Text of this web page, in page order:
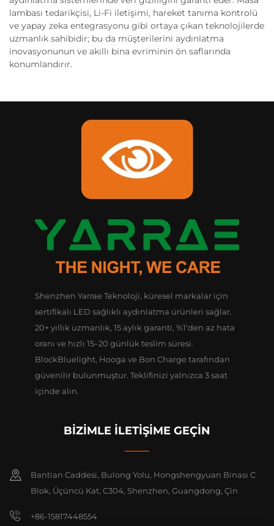
lambası tedarikçisi, Li-Fi iletişimi, hareket tanıma kontrolü
ve yapay zeka entegrasyonu gibi ortaya çıkan teknolojilerde
uzmanlık sahibidir; bu da müşterilerini aydınlatma
inovasyonunun ve akıllı bina evriminin ön saflarında
konumlandırır.
Shenzhen Yarrae Teknoloji, küresel markalar için
sertifikalı LED sağlıklı aydınlatma ürünleri sağlar.
20+ yıllık uzmanlık, 15 aylık garanti, %1'den az hata
oranı ve hızlı 15–20 günlük teslim süresi.
BlockBluelight, Hooga ve Bon Charge tarafından
güvenilir bulunmuştur. Teklifinizi yalnızca 3 saat
içinde alın.
BİZİMLE İLETİŞİME GEÇİN
Bantian Caddesi, Bulong Yolu, Hongshengyuan Binası C
Blok, Üçüncü Kat, C304, Shenzhen, Guangdong, Çin
+86-15817448554